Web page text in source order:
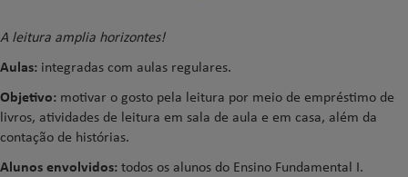
A leitura amplia horizontes!
Aulas: integradas com aulas regulares.
Objetivo: motivar o gosto pela leitura por meio de empréstimo de
livros, atividades de leitura em sala de aula e em casa, além da
contação de histórias.
Alunos envolvidos:todos os alunos do Ensino Fundamental I.